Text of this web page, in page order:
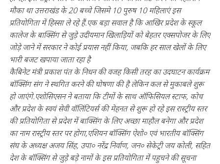
मौका था उत्तराखंड के 20 बच्चे जिसमे 10 पुरुष 10 महिलाएं इस
प्रतियोगिता में हिस्सा ले रहे हैं.एक बड़ा सवाल है कि आखिर प्रदेश के स्कूल
कालेज के बाक्सिंग से जुड़े उदीयमान खिलाड़ियों को बेहतर एक्सपोजर के लिए
जोड़े जाने में सरकार ने कोई प्रयास नहीं किया, जबकि हर साल खेलों के लिए
भारी बजट खपाया जाता रहा है
कैबिनेट मंत्री प्रकाश पंत के निधन की वजह किसी तरह का उदघाटन कार्यक्रम
बॉक्सिंग संग ने स्थगित करने की घोषणा की है लेकिन कल से मुकाबले शुरू
हो जाएंगे.एशोसिएसन ने बताया कि टीमों के साथ ऑफिसियल स्टाफ, कोच
और प्रदेश के स्वयं सेवी वॉलिंटियर्स की मेहनत से शुरू हो रहे इस रास्ट्रीय स्तर
की प्रतियोगिता से प्रदेश में बाक्सिंग के लिए अच्छा माहौल बनेगा और प्रदेश
का नाम रास्ट्रीय स्तर पर होगा,एशियन बॉक्सिंग ऐशो० एवं भारतीय बॉक्सिंग
संघ के अध्यक्ष अजय सिंह, उपा० नरेंद्र निर्वाण, जन० सेकेट्री जय कोली, सहित
देश के बॉक्सिंग से जुड़े बड़े नामों के इस प्रतियोगिता में पहुचने की सूचना